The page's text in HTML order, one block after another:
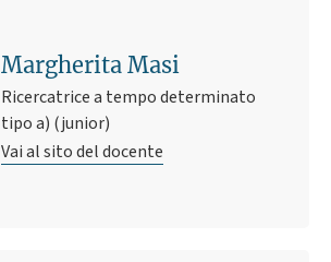
Margherita Masi
Ricercatrice a tempo determinato
tipo a) (junior)
Vai al sito del docente